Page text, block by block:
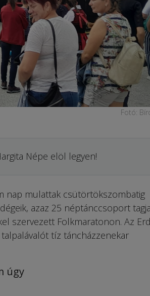
Fotó:
Népe elöl legyen!
nap mulattak csütörtökszombatig
azaz 25 néptánccsoport
szervezett Folkmaratonon. Az
tíz táncházzenekar
úgy